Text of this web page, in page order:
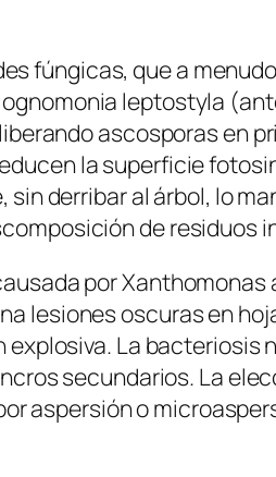
fúngicas, que a
leptostyla
ascosporas en
la superficie
derribar al árbol, lo
de residuos
porXanthomonas
lesiones oscuras en
La
secundarios. La
aspersión o